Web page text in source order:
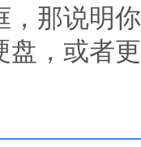
，那说明
盘，或者